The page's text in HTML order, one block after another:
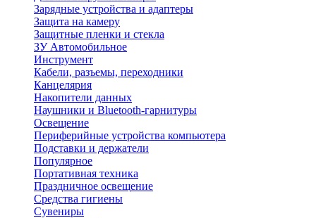
Зарядные устройства и адаптеры
Защита на камеру
Защитные пленки и стекла
ЗУ Автомобильное
Инструмент
Кабели, разъемы, переходники
Канцелярия
Накопители данных
Наушники и Bluetooth-гарнитуры
Освещение
Периферийные устройства компьютера
Подставки и держатели
Популярное
Портативная техника
Праздничное освещение
Средства гигиены
Сувениры